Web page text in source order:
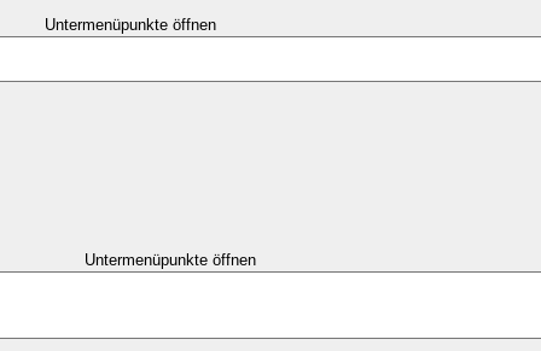
Untermenüpunkte öffnen
Untermenüpunkte öffnen